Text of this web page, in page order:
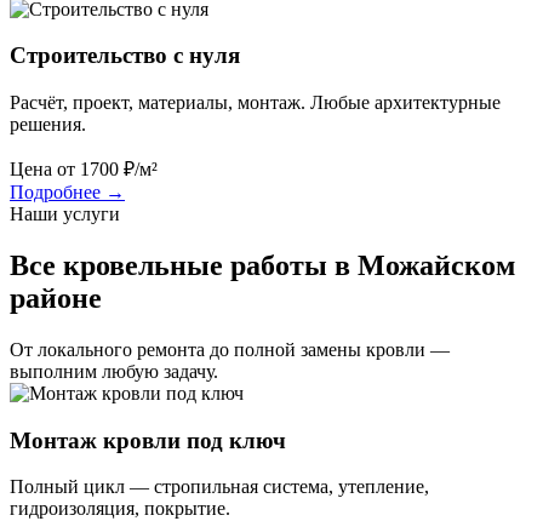
Строительство с нуля
Расчёт, проект, материалы, монтаж. Любые архитектурные
решения.
Цена от 1700 ₽/м²
Подробнее →
Наши услуги
Все кровельные работы в Можайском
районе
От локального ремонта до полной замены кровли —
выполним любую задачу.
Монтаж кровли под ключ
Полный цикл — стропильная система, утепление,
гидроизоляция, покрытие.